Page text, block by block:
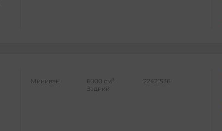
Минивэн 6000 см 3
Задний
22421536